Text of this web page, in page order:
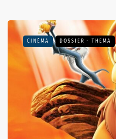
CINÉMA DOSSIER - THEMA